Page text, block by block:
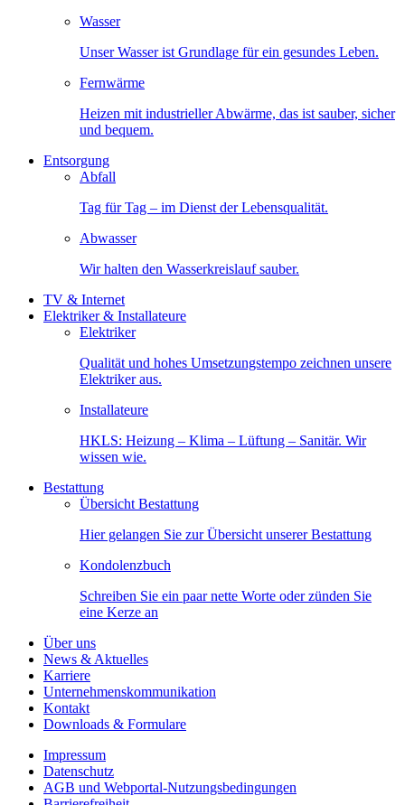
Wasser
Unser Wasser ist Grundlage für ein gesundes Leben.
Fernwärme
Heizen mit industrieller Abwärme, das ist sauber, sicher
und bequem.
Entsorgung
Abfall
Tag für Tag – im Dienst der Lebensqualität.
Abwasser
Wir halten den Wasserkreislauf sauber.
TV & Internet
Elektriker & Installateure
Elektriker
Qualität und hohes Umsetzungstempo zeichnen unsere
Elektriker aus.
Installateure
HKLS: Heizung – Klima – Lüftung – Sanitär. Wir
wissen wie.
Bestattung
Übersicht Bestattung
Hier gelangen Sie zur Übersicht unserer Bestattung
Kondolenzbuch
Schreiben Sie ein paar nette Worte oder zünden Sie
eine Kerze an
Über uns
News & Aktuelles
Karriere
Unternehmenskommunikation
Kontakt
Downloads & Formulare
Impressum
Datenschutz
AGB und Webportal-Nutzungsbedingungen